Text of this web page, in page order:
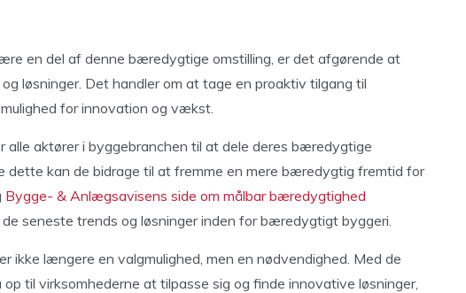
en del af denne bæredygtige omstilling, er det afgørende at
løsninger. Det handler om at tage en proaktiv tilgang til
for innovation og vækst.
aktører i byggebranchen til at dele deres bæredygtige
dette kan de bidrage til at fremme en mere bæredygtig fremtid for
Bygge- & Anlægsavisens side om målbar bæredygtighed
seneste trends og løsninger inden for bæredygtigt byggeri.
ikke længere en valgmulighed, men en nødvendighed. Med de
til virksomhederne at tilpasse sig og finde innovative løsninger,